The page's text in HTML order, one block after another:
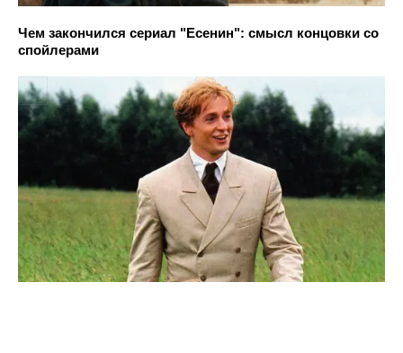
Чем закончился сериал "Есенин": смысл концовки со
спойлерами